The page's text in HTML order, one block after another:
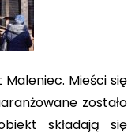
Mieści się
zostało
składają się